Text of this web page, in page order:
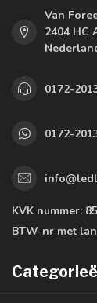
Van
2404 HC
0172-
0172-
KVK nummer:
BTW-nr met